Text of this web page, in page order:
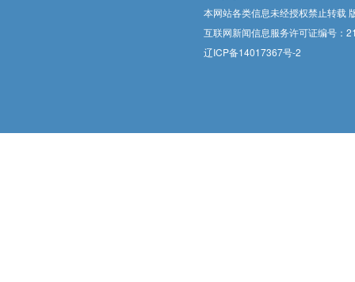
本网站各类信息未经授权禁止转载
互联网新闻信息服务许可证编号：
辽ICP备14017367号-2